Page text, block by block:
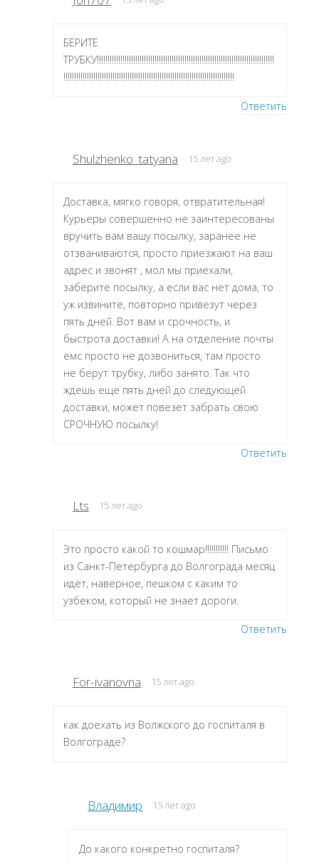
БЕРИТЕ
ТРУБКУ!!!!!!!!!!!!!!!!!!!!!!!!!!!!!!!!!!!!!!!!!!!!!!!!!!!!!!!!!!!!!!!!!!!!!!!!!!!!!!!!!!!
!!!!!!!!!!!!!!!!!!!!!!!!!!!!!!!!!!!!!!!!!!!!!!!!!!!!!!!!!!!!!!!!!!!!!!!!!!!!!!!!
Ответить
Shulzhenko_tatyana 15 лет ago
Доставка, мягко говоря, отвратительная!
Курьеры совершенно не заинтересованы
вручить вам вашу посылку, заранее не
отзваниваются, просто приезжают на ваш
адрес и звонят , мол мы приехали,
заберите посылку, а если вас нет дома, то
уж извините, повторно привезут через
пять дней. Вот вам и срочность, и
быстрота доставки! А на отделение почты
емс просто не дозвониться, там просто
не берут трубку, либо занято. Так что
ждешь еще пять дней до следующей
доставки, может повезет забрать свою
СРОЧНУЮ посылку!
Ответить
Lts 15 лет ago
Это просто какой то кошмар!!!!!!!!!!! Письмо
из Санкт-Петербурга до Волгограда месяц
идёт, наверное, пешком с каким то
узбеком, который не знает дороги.
Ответить
For-ivanovna 15 лет ago
как доехать из Волжского до госпиталя в
Волгограде?
Владимир 15 лет ago
До какого конкретно госпиталя?